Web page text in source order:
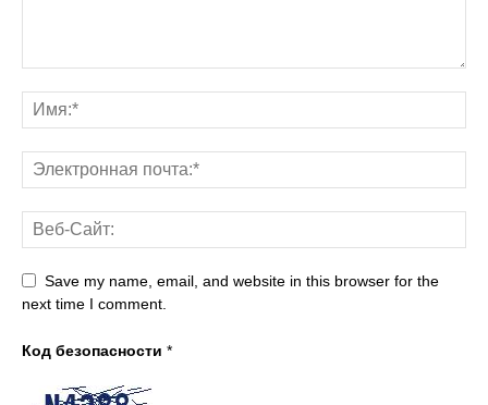
Save my name, email, and website in this browser for the
next time I comment.
Код безопасности *